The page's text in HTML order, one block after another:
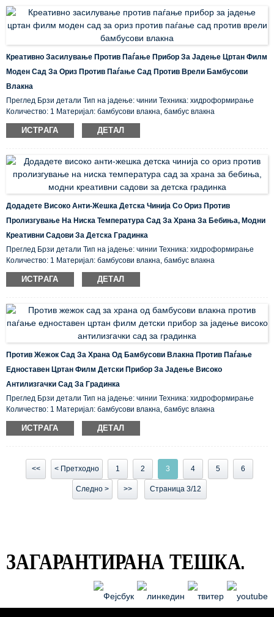
Креативно Засилување Против Паѓање Прибор За Јадење Цртан Филм
Моден Сад За Ориз Против Паѓање Сад Против Врели Бамбусови
Влакна
Преглед Брзи детали Тип на јадење: чинии Техника: хидроформирање
Количество: 1 Материјал: бамбусови влакна, бамбус влакна
Сертификација: CE / EU, CIQ, EEC, FDA, LFGB, SGS Карактеристика: Еко-
пријателски, складирано место на потекло: ...
ИСТРАГА ДЕТАЛ
Додадете Високо Анти-Жешка Детска Чинија Со Ориз Против
Пролизгување На Ниска Температура Сад За Храна За Бебиња, Модни
Креативни Садови За Детска Градинка
Преглед Брзи детали Тип на јадење: чинии Техника: хидроформирање
Количество: 1 Материјал: бамбусови влакна, бамбус влакна
Сертификација: CE / EU, CIQ, EEC, FDA, LFGB, SGS Карактеристика: Еко-
пријателски, складирано место на потекло: ...
ИСТРАГА ДЕТАЛ
Против Жежок Сад За Храна Од Бамбусови Влакна Против Паѓање
Едноставен Цртан Филм Детски Прибор За Јадење Високо
Антилизгачки Сад За Градинка
Преглед Брзи детали Тип на јадење: чинии Техника: хидроформирање
Количество: 1 Материјал: бамбусови влакна, бамбус влакна
Сертификација: CE / EU, CIQ, EEC, FDA, LFGB, SGS Карактеристика: Еко-
пријателски, складирано место на потекло: ...
ИСТРАГА ДЕТАЛ
<< < Претходно 1 2 3 4 5 6
Следно > >> Страница 3/12
ЗАГАРАНТИРАНА ТЕШКА.